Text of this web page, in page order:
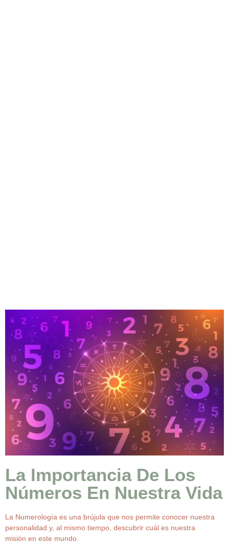
La Importancia De Los
Números En Nuestra Vida
La Numerología es una brújula que nos permite conocer nuestra
personalidad y, al mismo tiempo, descubrir cuál es nuestra
misión en este mundo.